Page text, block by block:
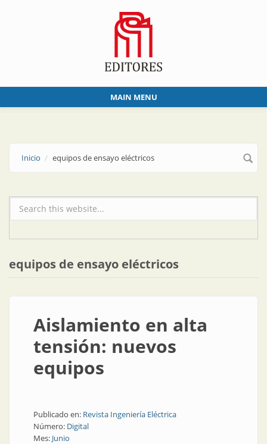
MAIN MENU
Inicio equipos de ensayo eléctricos
Formulario de búsqueda
equipos de ensayo eléctricos
Aislamiento en alta
tensión: nuevos
equipos
Publicado en: Revista Ingeniería Eléctrica
Número: Digital
Mes: Junio